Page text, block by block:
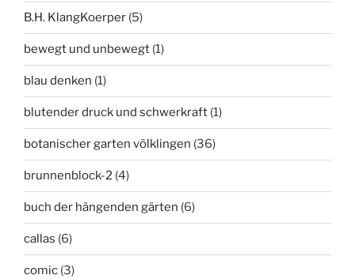
B.H. KlangKoerper (5)
bewegt und unbewegt (1)
blau denken (1)
blutender druck und schwerkraft (1)
botanischer garten völklingen (36)
brunnenblock-2 (4)
buch der hängenden gärten (6)
callas (6)
comic (3)